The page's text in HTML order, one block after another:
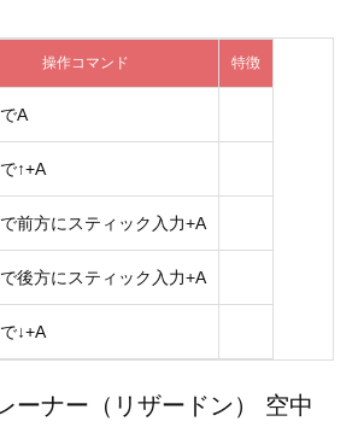
操作コマンド 特徴
A
↑+A
前方にスティック入力+A
後方にスティック入力+A
↓+A
ーナー（リザードン） 空中